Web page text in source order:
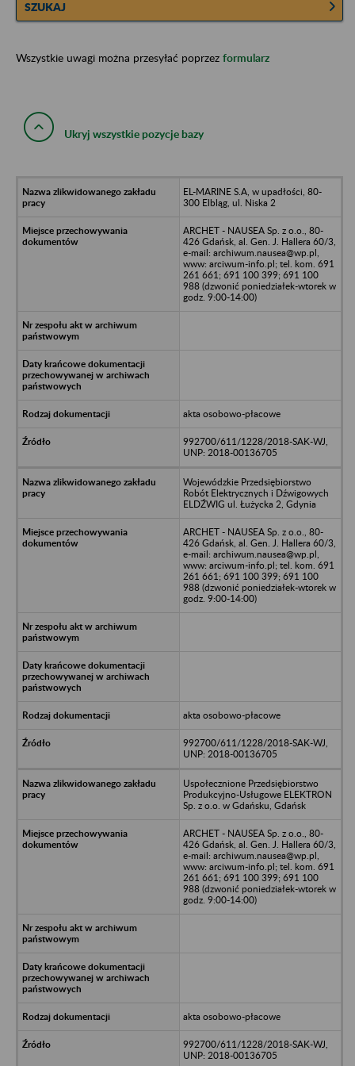
SZUKAJ
Wszystkie uwagi można przesyłać poprzez formularz
Ukryj wszystkie pozycje bazy
EL-MARINE S.A, w upadłości, 80-
300 Elbląg, ul. Niska 2
ARCHET - NAUSEA Sp. z o.o., 80-
426 Gdańsk, al. Gen. J. Hallera 60/3,
e-mail: archiwum.nausea@wp.pl,
www: arciwum-info.pl; tel. kom. 691
261 661; 691 100 399; 691 100
988 (dzwonić poniedziałek-wtorek w
godz. 9:00-14:00)
akta osobowo-płacowe
992700/611/1228/2018-SAK-WJ,
UNP: 2018-00136705
Wojewódzkie Przedsiębiorstwo
Robót Elektrycznych i Dźwigowych
ELDŹWIG ul. Łużycka 2, Gdynia
ARCHET - NAUSEA Sp. z o.o., 80-
426 Gdańsk, al. Gen. J. Hallera 60/3,
e-mail: archiwum.nausea@wp.pl,
www: arciwum-info.pl; tel. kom. 691
261 661; 691 100 399; 691 100
988 (dzwonić poniedziałek-wtorek w
godz. 9:00-14:00)
akta osobowo-płacowe
992700/611/1228/2018-SAK-WJ,
UNP: 2018-00136705
Uspołecznione Przedsiębiorstwo
Produkcyjno-Usługowe ELEKTRON
Sp. z o.o. w Gdańsku, Gdańsk
ARCHET - NAUSEA Sp. z o.o., 80-
426 Gdańsk, al. Gen. J. Hallera 60/3,
e-mail: archiwum.nausea@wp.pl,
www: arciwum-info.pl; tel. kom. 691
261 661; 691 100 399; 691 100
988 (dzwonić poniedziałek-wtorek w
godz. 9:00-14:00)
akta osobowo-płacowe
992700/611/1228/2018-SAK-WJ,
UNP: 2018-00136705